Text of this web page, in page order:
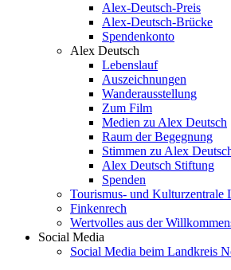
Alex-Deutsch-Preis
Alex-Deutsch-Brücke
Spendenkonto
Alex Deutsch
Lebenslauf
Auszeichnungen
Wanderausstellung
Zum Film
Medien zu Alex Deutsch
Raum der Begegnung
Stimmen zu Alex
Alex Deutsch Stiftung
Spenden
Tourismus- und Kulturzentrale
Finkenrech
Wertvolles aus der
Social Media
Social Media beim Landkreis